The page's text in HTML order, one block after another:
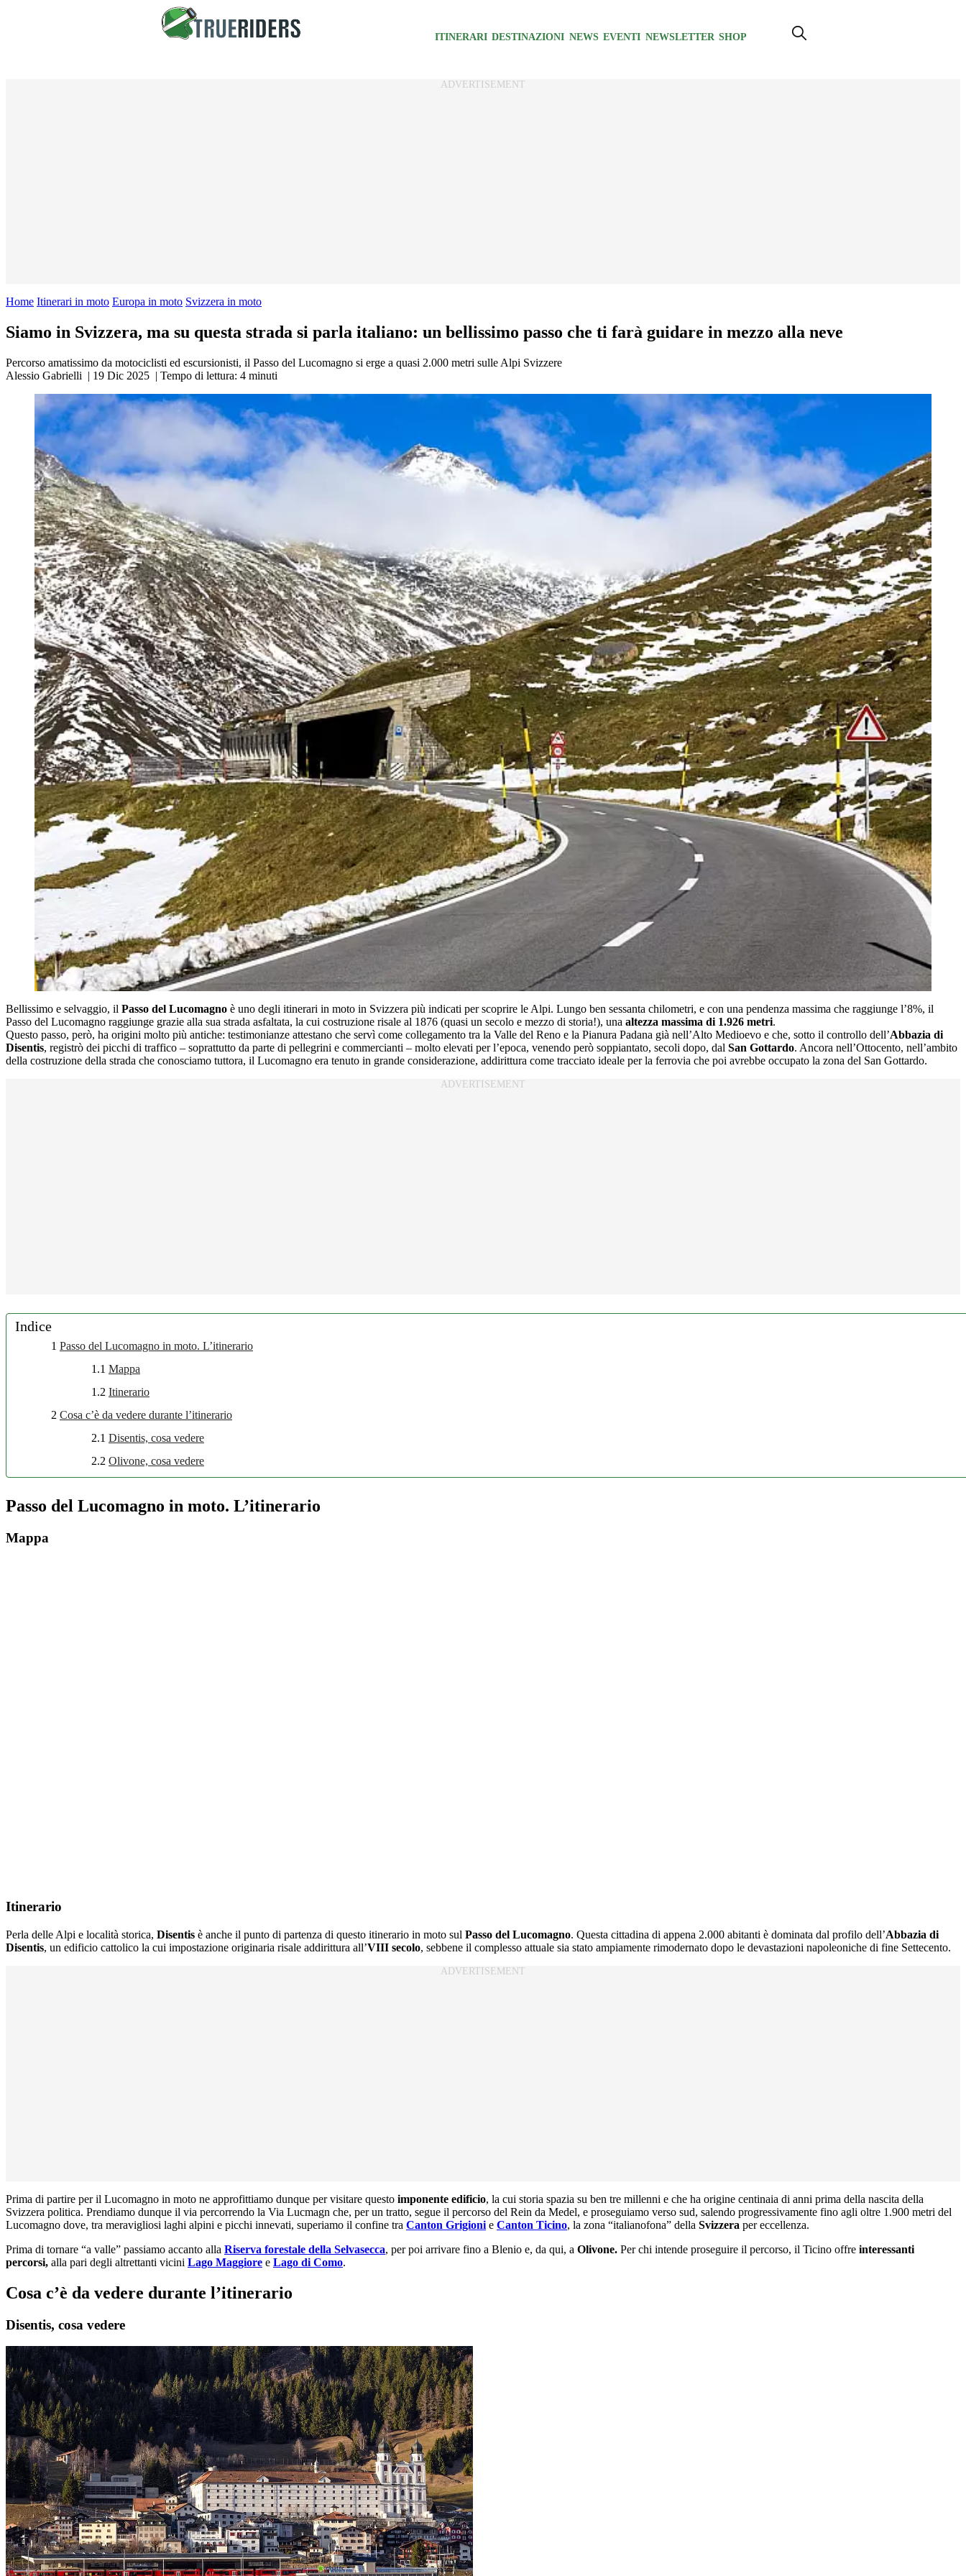
ITINERARI DESTINAZIONI NEWS EVENTI NEWSLETTER SHOP
Home Itinerari in moto Europa in moto Svizzera in moto
Siamo in Svizzera, ma su questa strada si parla italiano: un bellissimo passo che ti farà guidare in mezzo alla neve
Percorso amatissimo da motociclisti ed escursionisti, il Passo del Lucomagno si erge a quasi 2.000 metri sulle Alpi Svizzere
Alessio Gabrielli | 19 Dic 2025 | Tempo di lettura: 4 minuti
Bellissimo e selvaggio, il Passo del Lucomagno è uno degli itinerari in moto in Svizzera più indicati per scoprire le Alpi. Lungo ben sessanta chilometri, e con una pendenza massima che raggiunge l’8%, il
Passo del Lucomagno raggiunge grazie alla sua strada asfaltata, la cui costruzione risale al 1876 (quasi un secolo e mezzo di storia!), una altezza massima di 1.926 metri.
Questo passo, però, ha origini molto più antiche: testimonianze attestano che servì come collegamento tra la Valle del Reno e la Pianura Padana già nell’Alto Medioevo e che, sotto il controllo dell’Abbazia di
Disentis, registrò dei picchi di traffico – soprattutto da parte di pellegrini e commercianti – molto elevati per l’epoca, venendo però soppiantato, secoli dopo, dal San Gottardo. Ancora nell’Ottocento, nell’ambito
della costruzione della strada che conosciamo tuttora, il Lucomagno era tenuto in grande considerazione, addirittura come tracciato ideale per la ferrovia che poi avrebbe occupato la zona del San Gottardo.
Indice
1 Passo del Lucomagno in moto. L’itinerario
1.1 Mappa
1.2 Itinerario
2 Cosa c’è da vedere durante l’itinerario
2.1 Disentis, cosa vedere
2.2 Olivone, cosa vedere
Passo del Lucomagno in moto. L’itinerario
Mappa
Itinerario
Perla delle Alpi e località storica, Disentis è anche il punto di partenza di questo itinerario in moto sul Passo del Lucomagno. Questa cittadina di appena 2.000 abitanti è dominata dal profilo dell’Abbazia di
Disentis, un edificio cattolico la cui impostazione originaria risale addirittura all’VIII secolo, sebbene il complesso attuale sia stato ampiamente rimodernato dopo le devastazioni napoleoniche di fine Settecento.
Prima di partire per il Lucomagno in moto ne approfittiamo dunque per visitare questo imponente edificio, la cui storia spazia su ben tre millenni e che ha origine centinaia di anni prima della nascita della
Svizzera politica. Prendiamo dunque il via percorrendo la Via Lucmagn che, per un tratto, segue il percorso del Rein da Medel, e proseguiamo verso sud, salendo progressivamente fino agli oltre 1.900 metri del
Lucomagno dove, tra meravigliosi laghi alpini e picchi innevati, superiamo il confine tra Canton Grigioni e Canton Ticino, la zona “italianofona” della Svizzera per eccellenza.
Prima di tornare “a valle” passiamo accanto alla Riserva forestale della Selvasecca, per poi arrivare fino a Blenio e, da qui, a Olivone. Per chi intende proseguire il percorso, il Ticino offre interessanti
percorsi, alla pari degli altrettanti vicini Lago Maggiore e Lago di Como.
Cosa c’è da vedere durante l’itinerario
Disentis, cosa vedere